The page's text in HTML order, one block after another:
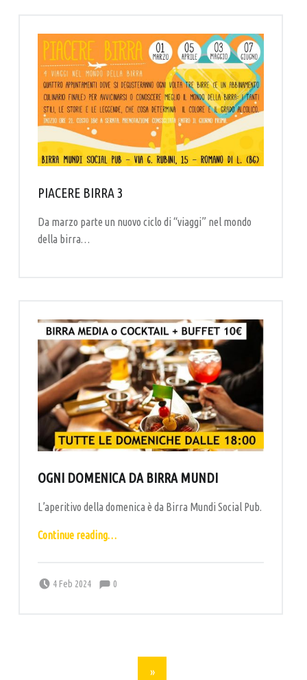
PIACERE BIRRA 3
Da marzo parte un nuovo ciclo di “viaggi” nel mondo
della birra…
OGNI DOMENICA DA BIRRA MUNDI
L’aperitivo della domenica è da Birra Mundi Social Pub.
Continue reading…
4 Feb 2024
labottega Comments:0
»